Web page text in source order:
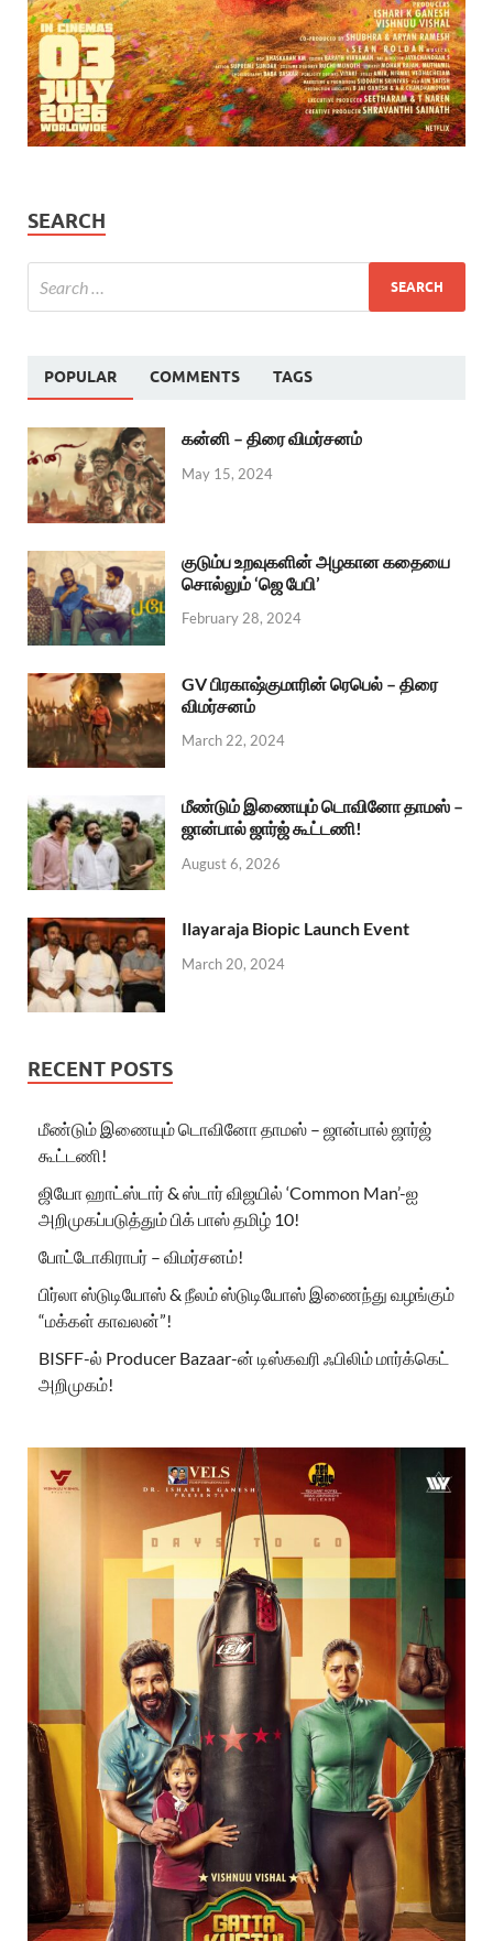
SEARCH
POPULAR COMMENTS TAGS
கன்னி – திரை விமர்சனம்
May 15, 2024
குடும்ப உறவுகளின் அழகான கதையை
சொல்லும் ‘ஜெ பேபி’
February 28, 2024
GV பிரகாஷ்குமாரின் ரெபெல் – திரை
விமர்சனம்
March 22, 2024
மீண்டும் இணையும் டொவினோ தாமஸ் –
ஜான்பால் ஜார்ஜ் கூட்டணி!
August 6, 2026
Ilayaraja Biopic Launch Event
March 20, 2024
RECENT POSTS
மீண்டும் இணையும் டொவினோ தாமஸ் – ஜான்பால் ஜார்ஜ்
கூட்டணி!
ஜியோ ஹாட்ஸ்டார் & ஸ்டார் விஜயில் ‘Common Man’-ஐ
அறிமுகப்படுத்தும் பிக் பாஸ் தமிழ் 10!
போட்டோகிராபர் – விமர்சனம்!
பிர்லா ஸ்டுடியோஸ் & நீலம் ஸ்டுடியோஸ் இணைந்து வழங்கும்
“மக்கள் காவலன்”!
BISFF-ல் Producer Bazaar-ன் டிஸ்கவரி ஃபிலிம் மார்க்கெட்
அறிமுகம்!